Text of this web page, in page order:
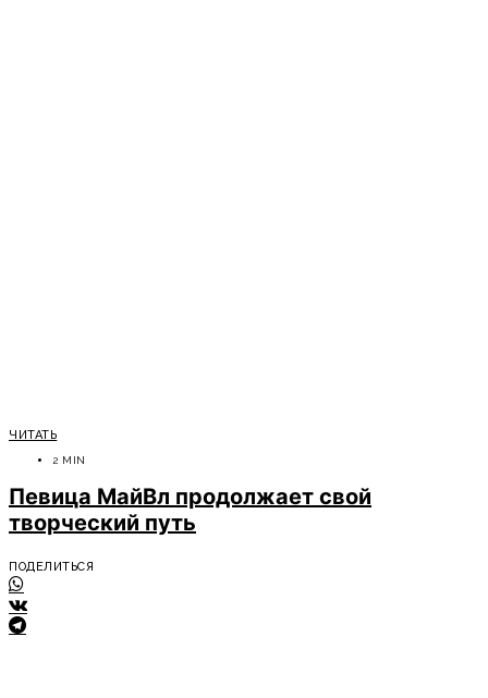
ЧИТАТЬ
2 MIN
Певица МайВл продолжает свой
творческий путь
ПОДЕЛИТЬСЯ